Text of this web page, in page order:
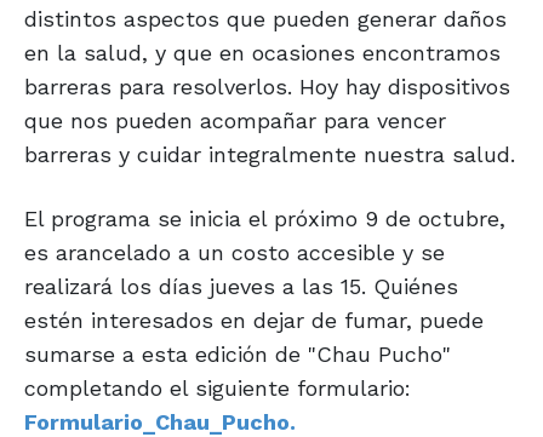
distintos aspectos que pueden generar daños
en la salud, y que en ocasiones encontramos
barreras para resolverlos. Hoy hay dispositivos
que nos pueden acompañar para vencer
barreras y cuidar integralmente nuestra salud.
El programa se inicia el próximo 9 de octubre,
es arancelado a un costo accesible y se
realizará los días jueves a las 15. Quiénes
estén interesados en dejar de fumar, puede
sumarse a esta edición de "Chau Pucho"
completando el siguiente formulario:
Formulario_Chau_Pucho.